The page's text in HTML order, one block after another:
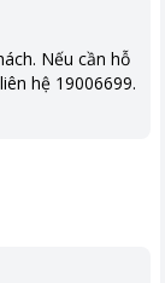
Nếu cần hỗ
hệ 19006699.